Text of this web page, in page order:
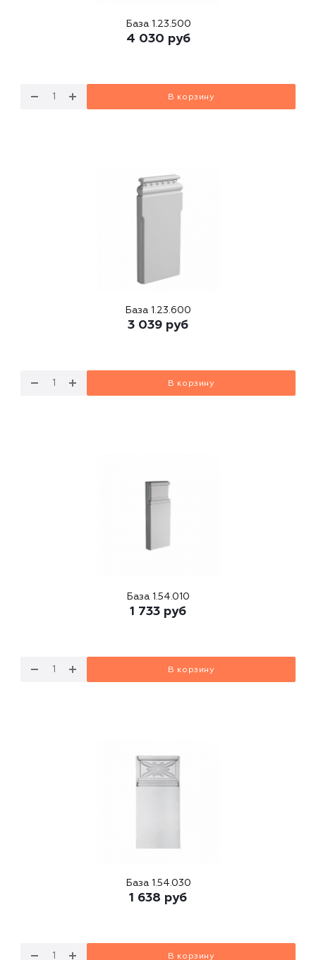
База 1.23.500
4 030 руб
В корзину
База 1.23.600
3 039 руб
В корзину
База 1.54.010
1 733 руб
В корзину
База 1.54.030
1 638 руб
В корзину